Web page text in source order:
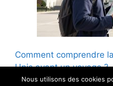
Comment comprendre
Unis avant un voyage ?
Nous utilisons des cookies